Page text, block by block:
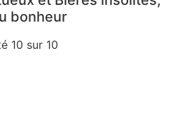
bonheur
10 sur 10